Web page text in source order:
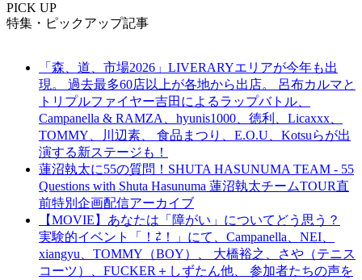
PICK UP
特集・ピックアップ記事
「森、道、市場2026」LIVERARYエリアが今年も出
現。 過去最多60店以上が各地から出店。 呂布カルマと
トリプルファイヤー吉田によるラップバトル、
Campanella & RAMZA、hyunis1000、徳利、Licaxxx、
TOMMY、川辺素、 食品まつり、E.O.U、Kotsuらが出
演する新ステージも！
蓮沼執太に55の質問！SHUTA HASUNUMA TEAM - 55
Questions with Shuta Hasunuma 蓮沼執太チームTOUR直
前特別企画配信アーカイブ
【MOVIE】あなたは「障がい」についてどう思う？
実験的イベント「！⇄！」にて、Campanella、NEI、
xiangyu、TOMMY（BOY）、 大橋裕之、さや（テニス
コーツ）、FUCKER＋しずたん他、 参加者たちの声を